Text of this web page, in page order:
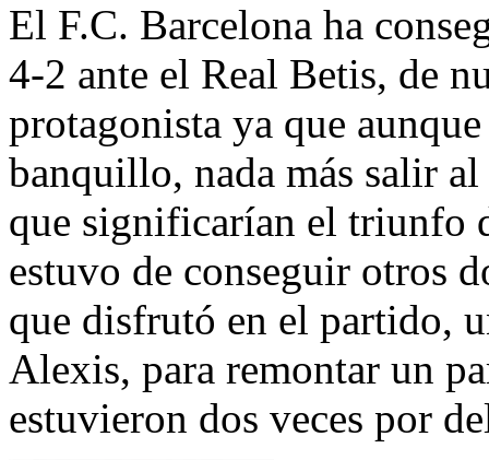
El F.C. Barcelona ha
4-2 ante el Real Betis, de
protagonista ya que
banquillo, nada más salir
que significarían el triunfo
estuvo de conseguir otros
que disfrutó en el partido,
Alexis, para remontar un
estuvieron dos veces por